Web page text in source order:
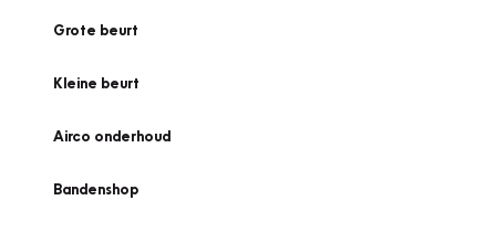
Grote beurt
Kleine beurt
Airco onderhoud
Bandenshop